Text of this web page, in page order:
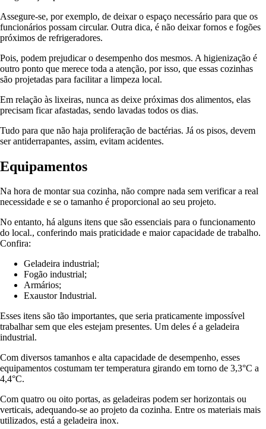
Assegure-se, por exemplo, de deixar o espaço necessário para que os
funcionários possam circular. Outra dica, é não deixar fornos e fogões
próximos de refrigeradores.
Pois, podem prejudicar o desempenho dos mesmos. A higienização é
outro ponto que merece toda a atenção, por isso, que essas cozinhas
são projetadas para facilitar a limpeza local.
Em relação às lixeiras, nunca as deixe próximas dos alimentos, elas
precisam ficar afastadas, sendo lavadas todos os dias.
Tudo para que não haja proliferação de bactérias. Já os pisos, devem
ser antiderrapantes, assim, evitam acidentes.
Equipamentos
Na hora de montar sua cozinha, não compre nada sem verificar a real
necessidade e se o tamanho é proporcional ao seu projeto.
No entanto, há alguns itens que são essenciais para o funcionamento
do local., conferindo mais praticidade e maior capacidade de trabalho.
Confira:
Geladeira industrial;
Fogão industrial;
Armários;
Exaustor Industrial.
Esses itens são tão importantes, que seria praticamente impossível
trabalhar sem que eles estejam presentes. Um deles é a geladeira
industrial.
Com diversos tamanhos e alta capacidade de desempenho, esses
equipamentos costumam ter temperatura girando em torno de 3,3°C a
4,4°C.
Com quatro ou oito portas, as geladeiras podem ser horizontais ou
verticais, adequando-se ao projeto da cozinha. Entre os materiais mais
utilizados, está a geladeira inox.